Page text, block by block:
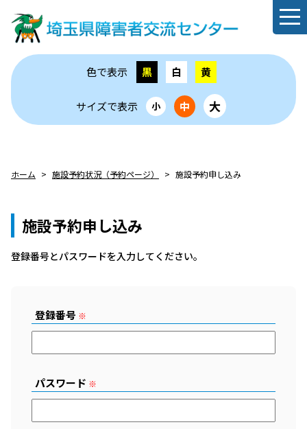
色で表示 黒 白 黄
サイズで表示 小 中 大
ホーム 施設予約状況（予約ページ） 施設予約申し込み
施設予約申し込み
登録番号とパスワードを⼊⼒してください。
登録番号 ※
パスワード ※